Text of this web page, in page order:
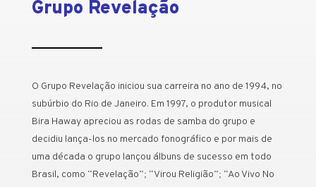
Grupo Revelação
O Grupo Revelação iniciou sua carreira no ano de 1994, no
subúrbio do Rio de Janeiro. Em 1997, o produtor musical
Bira Haway apreciou as rodas de samba do grupo e
decidiu lança-los no mercado fonográfico e por mais de
uma década o grupo lançou álbuns de sucesso em todo
Brasil, como “Revelação”; “Virou Religião”; “Ao Vivo No